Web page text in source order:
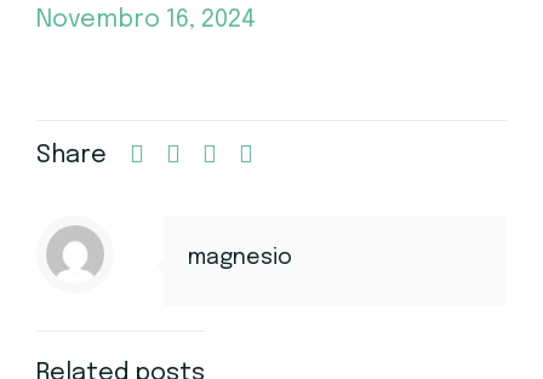
Novembro 16, 2024
Share
magnesio
Related posts